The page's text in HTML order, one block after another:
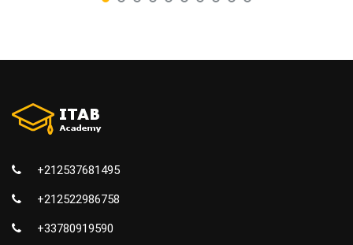
+212537681495
+212522986758
+33780919590